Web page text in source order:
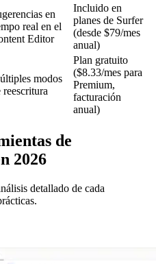
en
real en el
Editor
Incluido en
planes de Surfer
(desde $79/mes
anual)
modos
reescritura
Plan gratuito
($8.33/mes para
Premium,
facturación
anual)
de
2026
detallado de cada